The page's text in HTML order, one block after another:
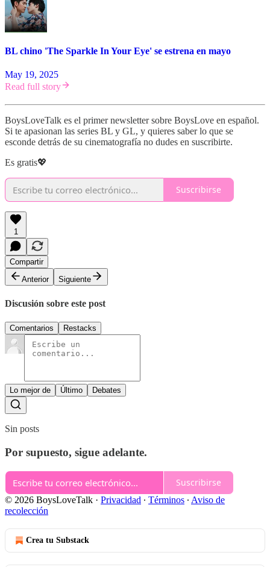
BL chino 'The Sparkle In Your Eye' se estrena en mayo
May 19, 2025
Read full story
BoysLoveTalk es el primer newsletter sobre BoysLove en español.
Si te apasionan las series BL y GL, y quieres saber lo que se
esconde detrás de su cinematografía no dudes en suscribirte.
Es gratis💖
Suscribirse
1
Compartir
Anterior
Siguiente
Discusión sobre este post
Comentarios Restacks
Lo mejor de Último Debates
Sin posts
Por supuesto, sigue adelante.
Suscribirse
© 2026 BoysLoveTalk · Privacidad ∙ Términos ∙ Aviso de
recolección
Crea tu Substack